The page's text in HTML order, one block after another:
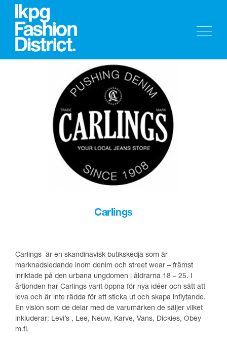
Carlings
Carlings är en skandinavisk butikskedja som är
marknadsledande inom denim och street wear – främst
inriktade på den urbana ungdomen i åldrarna 18 – 25. I
årtionden har Carlings varit öppna för nya idéer och sätt att
leva och är inte rädda för att sticka ut och skapa inflytande.
En vision som de delar med de varumärken de säljer vilket
inkluderar: Levi’s , Lee, Neuw, Karve, Vans, Dickies, Obey
m.fl.